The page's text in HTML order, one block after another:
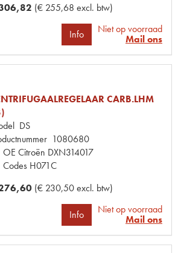
(€ 255,68 excl. btw)
Info
Niet op voorraad
Mail ons
CARB.LHM
DS
1080680
OE Citroën DXN314017
Codes H071C
(€ 230,50 excl. btw)
Info
Niet op voorraad
Mail ons